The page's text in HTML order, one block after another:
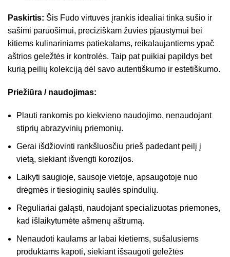
Paskirtis: Šis Fudo virtuvės įrankis idealiai tinka sušio ir
sašimi paruošimui, preciziškam žuvies pjaustymui bei
kitiems kulinariniams patiekalams, reikalaujantiems ypač
aštrios geležtės ir kontrolės. Taip pat puikiai papildys bet
kurią peilių kolekciją dėl savo autentiškumo ir estetiškumo.
Priežiūra / naudojimas:
Plauti rankomis po kiekvieno naudojimo, nenaudojant
stiprių abrazyvinių priemonių.
Gerai išdžiovinti rankšluosčiu prieš padedant peilį į
vietą, siekiant išvengti korozijos.
Laikyti saugioje, sausoje vietoje, apsaugotoje nuo
drėgmės ir tiesioginių saulės spindulių.
Reguliariai galąsti, naudojant specializuotas priemones,
kad išlaikytumėte ašmenų aštrumą.
Nenaudoti kaulams ar labai kietiems, sušalusiems
produktams kapoti, siekiant išsaugoti geležtės